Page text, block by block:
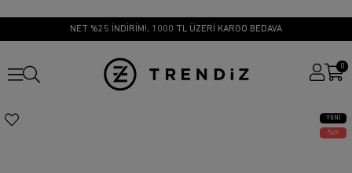
NET %25 İNDİRİM!, 1000 TL ÜZERİ KARGO BEDAVA
0
YENI
ÜRÜN
25